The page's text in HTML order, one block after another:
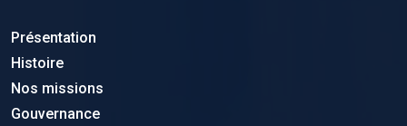
Présentation
Histoire
Nos missions
Gouvernance